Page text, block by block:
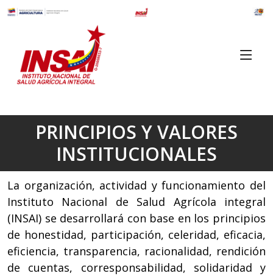
PRINCIPIOS Y VALORES
INSTITUCIONALES
La organización, actividad y funcionamiento del
Instituto Nacional de Salud Agrícola integral
(INSAI) se desarrollará con base en los principios
de honestidad, participación, celeridad, eficacia,
eficiencia, transparencia, racionalidad, rendición
de cuentas, corresponsabilidad, solidaridad y